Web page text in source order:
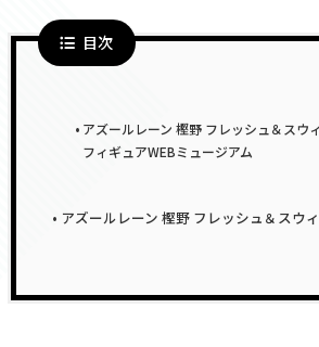
目次
アズールレーン 樫野 フレッシュ＆スウ
フィギュアWEBミュージアム
アズールレーン 樫野 フレッシュ＆スウ